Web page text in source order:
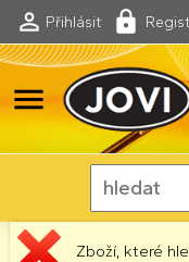
Přihlásit
menu
Zboží, které